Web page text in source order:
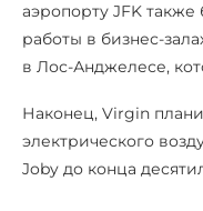
аэропорту JFK
работы в бизнес-
в Лос-Анджелесе,
Наконец, Virgin
электрического
Joby до конца